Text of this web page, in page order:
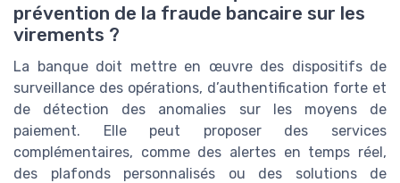
prévention de la fraude bancaire sur les
virements ?
La banque doit mettre en œuvre des dispositifs de
surveillance des opérations, d’authentification forte et
de détection des anomalies sur les moyens de
paiement. Elle peut proposer des services
complémentaires, comme des alertes en temps réel,
des plafonds personnalisés ou des solutions de